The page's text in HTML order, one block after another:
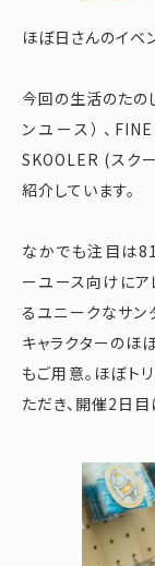
ほぼ日さんのイベ
今回の生活のたの
ンユース）、
SKOOLER (スク
紹介しています。
なかでも注目は
ーユース向けにア
るユニークなサン
キャラクターのほ
もご用意。ほぼト
ただき、開催2日目